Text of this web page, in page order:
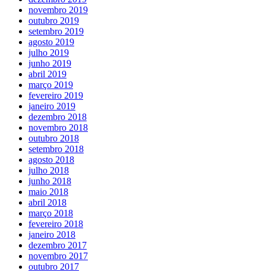
novembro 2019
outubro 2019
setembro 2019
agosto 2019
julho 2019
junho 2019
abril 2019
março 2019
fevereiro 2019
janeiro 2019
dezembro 2018
novembro 2018
outubro 2018
setembro 2018
agosto 2018
julho 2018
junho 2018
maio 2018
abril 2018
março 2018
fevereiro 2018
janeiro 2018
dezembro 2017
novembro 2017
outubro 2017